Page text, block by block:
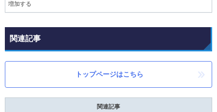
増加する
関連記事
トップページはこちら
関連記事